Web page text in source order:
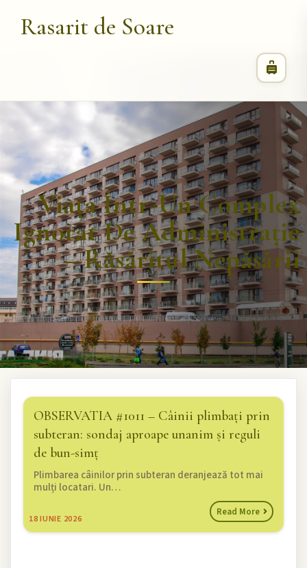
Rasarit de Soare
Viața Într-Un Complex
Ignorat De Administrație
– Răsăritul Nepăsării
OBSERVATIA #1011 – Câinii plimbați prin
subteran: sondaj aproape unanim și reguli
de bun-simț
18IUNIE 2026
Plimbarea câinilor prin subteran deranjează tot mai
mulți locatari. Un…
Read More